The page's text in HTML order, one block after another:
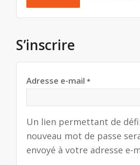
S’inscrire
Adresse e-mail *
Un lien permettant de
nouveau mot de passe
envoyé à votre adresse e-